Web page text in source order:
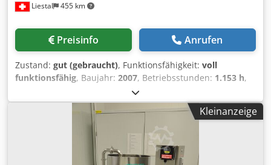
Liestal 455 km
Preisinfo Anrufen
Zustand: gut (gebraucht), Funktionsfähigkeit: voll
funktionsfähig, Baujahr: 2007, Betriebsstunden: 1.153 h,
DYNO-MILL KD 6 Rührwerkskugelmühle (2007) Zum
Verkauf steht eine DYNO-MILL KD 6 horizontale
Rührwerkskugelmühle, hergestellt von Willy A. Bachofen
AG (WAB). Diese hochwertige Schweizer Maschine ist für
die kontinuierliche Dispergierung und Nassmahlung von
pumpfähigen Produkten mit niedriger bis hoher Viskosität
Kleinanzeige